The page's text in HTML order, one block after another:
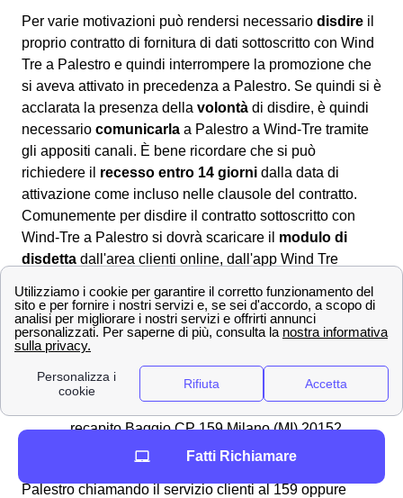
Per varie motivazioni può rendersi necessario disdire il
proprio contratto di fornitura di dati sottoscritto con Wind
Tre a Palestro e quindi interrompere la promozione che
si aveva attivato in precedenza a Palestro. Se quindi si è
acclarata la presenza della volontà di disdire, è quindi
necessario comunicarla a Palestro a Wind-Tre tramite
gli appositi canali. È bene ricordare che si può
richiedere il recesso entro 14 giorni dalla data di
attivazione come incluso nelle clausole del contratto.
Comunemente per disdire il contratto sottoscritto con
Wind-Tre a Palestro si dovrà scaricare il modulo di
disdetta dall'area clienti online, dall'app Wind Tre
potrà:
📧 Inviarlo via PEC all'indirizzo apposito:
[email protected]
✉Spedirlo con una raccomandata A/R
indirizzata a WIND Tre S.p.A. CD MILANO
recapito Baggio CP 159 Milano (MI) 20152
Palestro chiamando il servizio clienti al 159 oppure
Fatti Richiamare